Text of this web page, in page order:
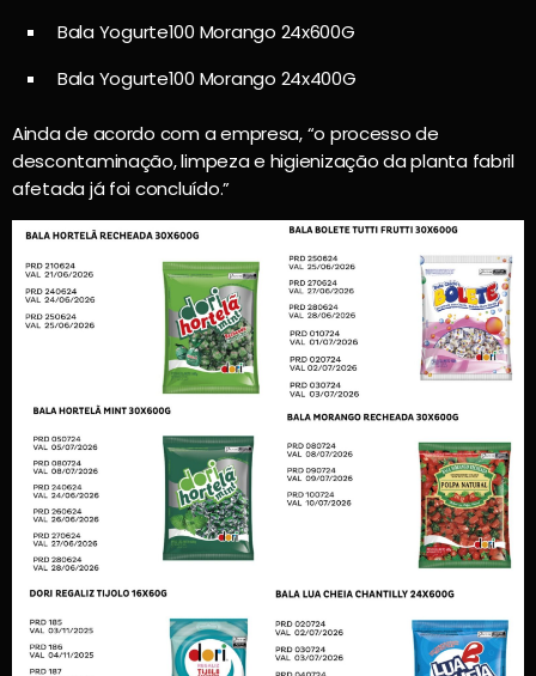
Bala Yogurte100 Morango 24x600G
Bala Yogurte100 Morango 24x400G
Ainda de acordo com a empresa, “o processo de
descontaminação, limpeza e higienização da planta fabril
afetada já foi concluído.”